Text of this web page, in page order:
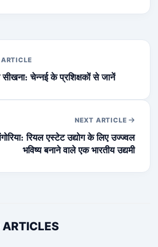
ARTICLE
चेन्नई के प्रशिक्षकों से जानें
NEXT ARTICLE
रियल एस्टेट उद्योग के लिए उज्ज्वल
भविष्य बनाने वाले एक भारतीय उद्यमी
ARTICLES